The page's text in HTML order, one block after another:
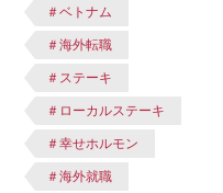
＃ベトナム
＃海外転職
＃ステーキ
＃ローカルステーキ
＃幸せホルモン
＃海外就職